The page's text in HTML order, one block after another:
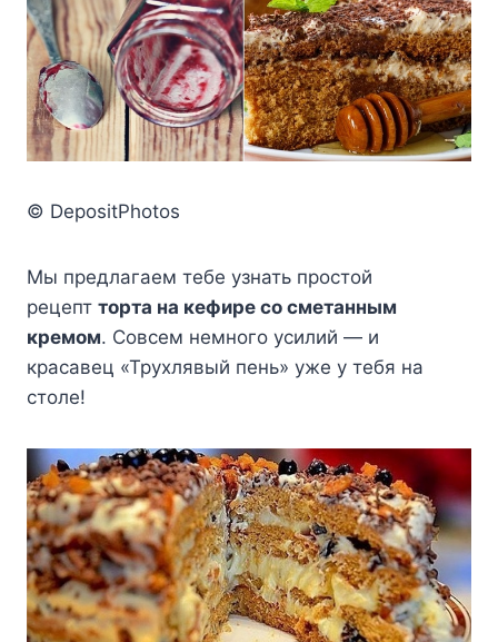
© DepositPhotos
Мы предлагаем тебе узнать простой
рецепт торта на кефире со сметанным
кремом. Совсем немного усилий — и
красавец «Трухлявый пень» уже у тебя на
столе!